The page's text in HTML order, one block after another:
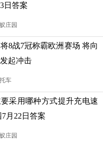
日答案
庄园
8战7冠称霸欧洲赛场 将向
起冲击
车
采用哪种方式提升充电速
月22日答案
庄园